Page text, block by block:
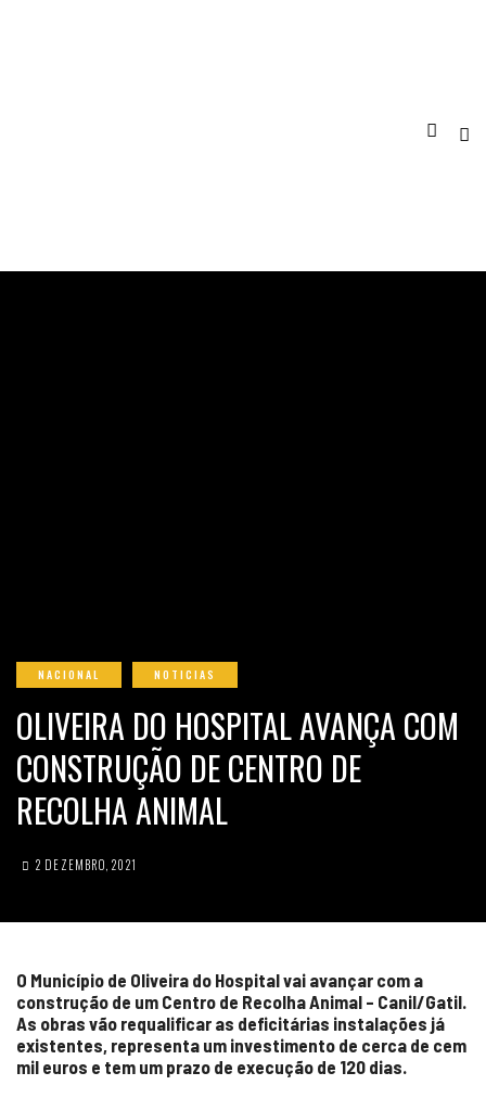
NACIONAL NOTICIAS
OLIVEIRA DO HOSPITAL AVANÇA COM
CONSTRUÇÃO DE CENTRO DE
RECOLHA ANIMAL
2 DEZEMBRO, 2021
O Município de Oliveira do Hospital vai avançar com a
construção de um Centro de Recolha Animal – Canil/Gatil.
As obras vão requalificar as deficitárias instalações já
existentes, representa um investimento de cerca de cem
mil euros e tem um prazo de execução de 120 dias.